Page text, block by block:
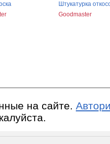
Штукатурка
Goodmaster
на сайте.